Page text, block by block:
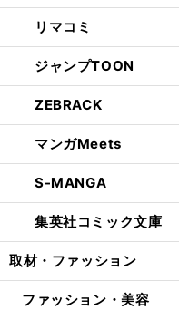
リマコミ
ジャンプTOON
ZEBRACK
マンガMeets
S-MANGA
集英社コミック文庫
取材・ファッション
ファッション・美容